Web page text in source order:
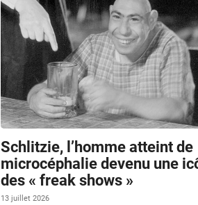
Schlitzie, l’homme atteint de
microcéphalie devenu une
des « freak shows »
13 juillet 2026